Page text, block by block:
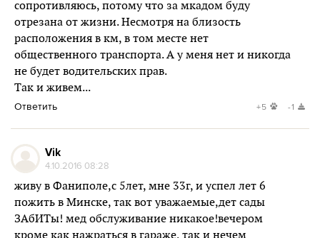
сопротивляюсь, потому что за мкадом буду
отрезана от жизни. Несмотря на близость
расположения в км, в том месте нет
общественного транспорта. А у меня нет и никогда
не будет водительских прав.
Так и живем...
Ответить +5 -1
Vik
4.10.2016 08:28
живу в Фаниполе,с 5лет, мне 33г, и успел лет 6
пожить в Минске, так вот уважаемые,дет сады
ЗАбИТы! мед обслуживание никакое!вечером